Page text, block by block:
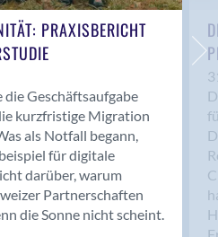
PRAXISBERICHT
Geschäftsaufgabe
kurzfristige Migration
als Notfall begann,
für digitale
darüber, warum
Partnerschaften
die Sonne nicht scheint.